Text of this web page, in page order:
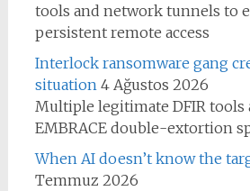
tools and network tunnels to
persistent remote access
Interlock ransomware gang
situation 4 Ağustos 2026
Multiple legitimate DFIR tools
EMBRACE double-extortion
When AI doesn’t know the
Temmuz 2026